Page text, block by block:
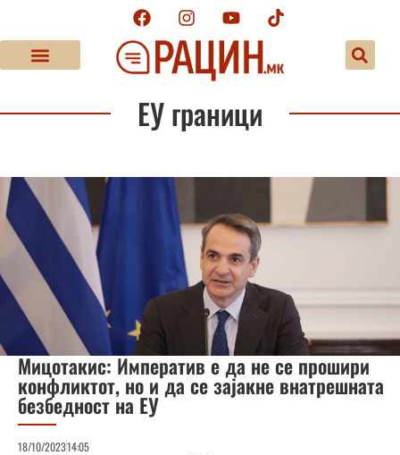
ЕУ граници
Мицотакис: Императив е да не се прошири
конфликтот, но и да се зајакне внатрешната
безбедност на ЕУ
18/10/202314:05